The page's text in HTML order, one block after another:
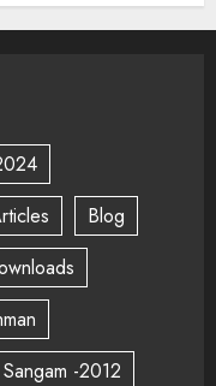
Blog
-2012